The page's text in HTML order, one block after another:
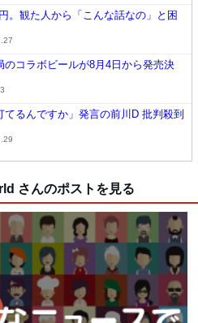
。観た人から「こんな話なの」と困
コラボビールが8月4日から発売決
るんですか」発言の前川D 批判殺到
さんのポストを見る